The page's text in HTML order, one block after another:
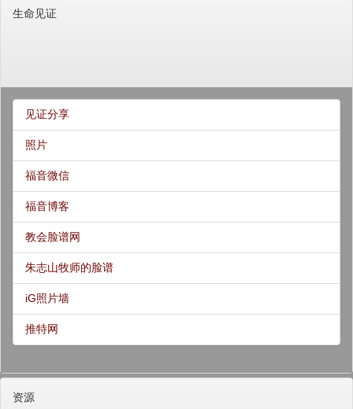
生命见证
见证分享
照片
福音微信
福音博客
教会脸谱网
朱志山牧师的脸谱
iG照片墙
推特网
资源